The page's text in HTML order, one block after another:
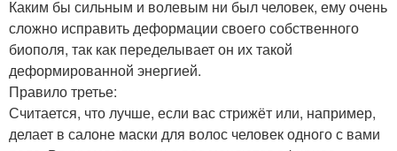
Каким бы сильным и волевым ни был человек, ему очень
сложно исправить деформации своего собственного
биополя, так как переделывает он их такой
деформированной энергией.
Правило третье:
Считается, что лучше, если вас стрижёт или, например,
делает в салоне маски для волос человек одного с вами